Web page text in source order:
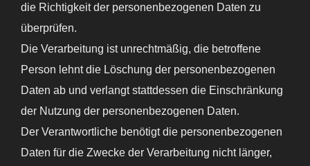
die Richtigkeit der personenbezogenen Daten zu
überprüfen.
Die Verarbeitung ist unrechtmäßig, die betroffene
Person lehnt die Löschung der personenbezogenen
Daten ab und verlangt stattdessen die Einschränkung
der Nutzung der personenbezogenen Daten.
Der Verantwortliche benötigt die personenbezogenen
Daten für die Zwecke der Verarbeitung nicht länger,